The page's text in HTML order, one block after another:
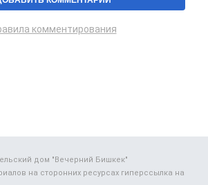
комментирования
дом "Вечерний Бишкек"
на сторонних ресурсах гиперссылка на